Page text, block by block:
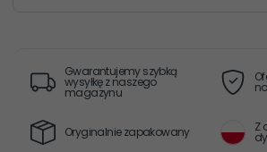
Gwarantujemy szybką
wysyłkę z naszego
magazynu
Oryginalnie zapakowany Z